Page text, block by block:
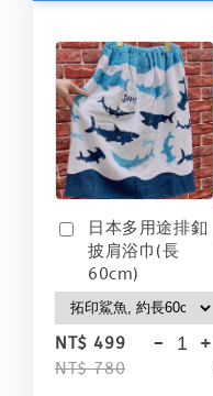
日本多用途排釦
披肩浴巾(長
60cm)
NT$ 499
NT$ 780
- +